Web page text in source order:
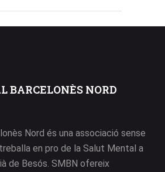
BARCELONÈS NORD
Nord és una associació sense
en pro de la Salut Mental a
de Besós. SMBN ofereix